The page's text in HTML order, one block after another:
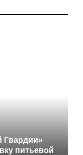
Гвардии»
питьевой